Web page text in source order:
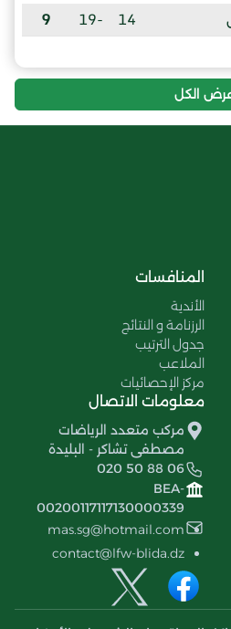
14
-19
9
الكل
المنافسات
الأندية
الرزنامة و النتائج
جدول الترتيب
الملاعب
مركز الإحصائيات
معلومات الاتصال
مركب متعدد الرياضات
مصطفى تشاكر - البليدة
020 50 88 06
BEA-
00200117117130000339
mas.sg@hotmail.com
contact@lfw-blida.dz